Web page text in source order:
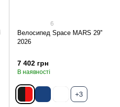
6
Велосипед Space MARS 29''
2026
7 402 грн
В наявності
+3